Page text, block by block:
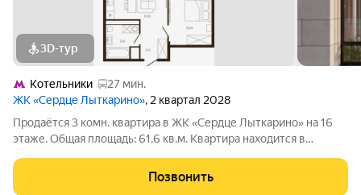
3D-тур
Котельники
27 мин.
ЖК «Сердце Лыткарино», 2 квартал 2028
Продаётся 3 комн. квартира в ЖК «Сердце Лыткарино» на 16
этаже. Общая площадь: 61,6 кв.м. Квартира находится в
камерного формата. На первых этажах предусмотрены
коммерческие помещения: магазины,
Позвонить